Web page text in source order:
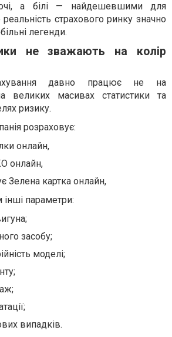
а білі — найдешевшими для
страхового ринку значно
легенди.
не зважають на колір
давно працює не на
великих масивах статистики та
ризику.
розраховує:
онлайн,
онлайн,
Зелена картка онлайн,
параметри:
засобу;
моделі;
випадків.